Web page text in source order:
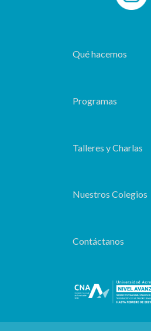
Qué hacemos
Programas
Talleres y Charlas
Nuestros Colegios
Contáctanos